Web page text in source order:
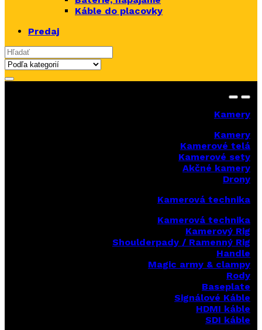
Káble do placovky
Predaj
Search for:
Kamery
Kamery
Kamerové telá
Kamerové sety
Akčné kamery
Drony
Kamerová technika
Kamerová technika
Kamerový Rig
Shoulderpady / Ramenný Rig
Handle
Magic army & clampy
Rody
Baseplate
Signálové Káble
HDMI káble
SDI káble